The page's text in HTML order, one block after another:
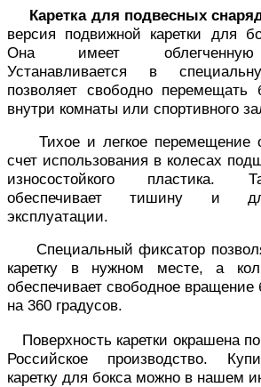
Каретка для подвесных
версия подвижной каретки для
Она имеет облегченную
Устанавливается в
позволяет свободно перемещать
внутри комнаты или спортивного
Тихое и легкое перемещение
счет использования в колесах
износостойкого пластика.
обеспечивает тишину и
эксплуатации.
Специальный фиксатор
каретку в нужном месте, а
обеспечивает свободное вращение
на 360 градусов.
Поверхность каретки окрашена
Российское производство.
каретку для бокса можно в нашем